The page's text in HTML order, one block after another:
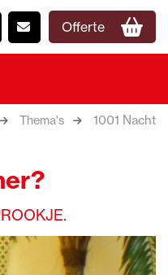
Offerte
Thema's 1001 Nacht